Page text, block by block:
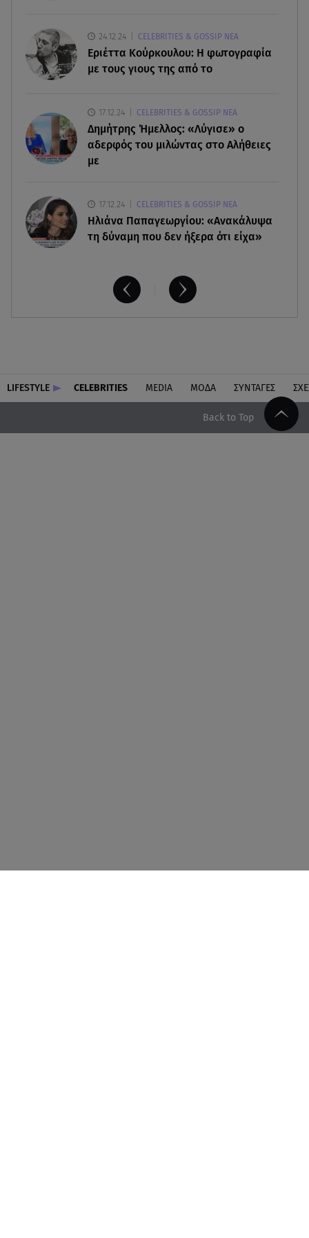
09.08.26 , 18:57
Σε εξέλιξη η πυρκαγιά στο Σπήλαιο Ορεστιάδας
επόμενη ζωή να είμαστε κολλητές»
24.12.24 CELEBRITIES & GOSSIP ΝΕΑ
Εριέττα Κούρκουλου: Η φωτογραφία
με τους γιους της από το
17.12.24 CELEBRITIES & GOSSIP ΝΕΑ
Δημήτρης Ήμελλος: «Λύγισε» ο
αδερφός του μιλώντας στο Αλήθειες
με
17.12.24 CELEBRITIES & GOSSIP ΝΕΑ
Ηλιάνα Παπαγεωργίου: «Ανακάλυψα
τη δύναμη που δεν ήξερα ότι είχα»
LIFESTYLE CELEBRITIES MEDIA ΜΟΔΑ ΣΥΝΤΑΓΕΣ
Back to Top